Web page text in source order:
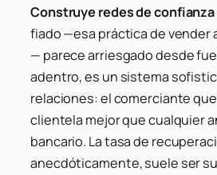
Construye redes de
fiado —esa práctica de vender
— parece arriesgado desde
adentro, es un sistema
relaciones: el comerciante
clientela mejor que cualquier
bancario. La tasa de
anecdóticamente, suele ser